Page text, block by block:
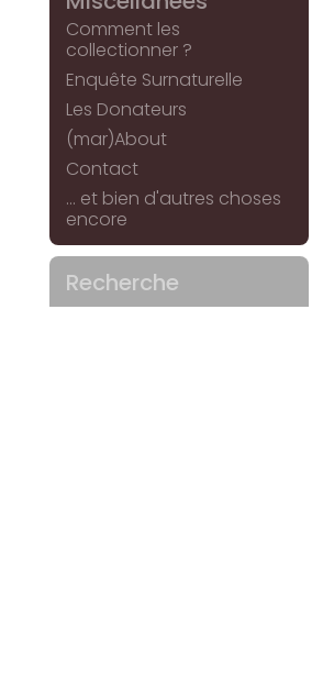
Comment les
collectionner ?
Enquête Surnaturelle
Les Donateurs
(mar)About
Contact
... et bien d'autres choses
encore
Recherche